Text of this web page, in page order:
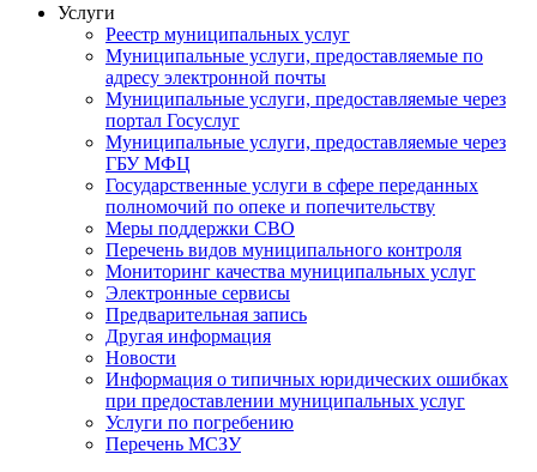
Услуги
Реестр муниципальных услуг
Муниципальные услуги, предоставляемые по
адресу электронной почты
Муниципальные услуги, предоставляемые через
портал Госуслуг
Муниципальные услуги, предоставляемые через
ГБУ МФЦ
Государственные услуги в сфере переданных
полномочий по опеке и попечительству
Меры поддержки СВО
Перечень видов муниципального контроля
Мониторинг качества муниципальных услуг
Электронные сервисы
Предварительная запись
Другая информация
Новости
Информация о типичных юридических ошибках
при предоставлении муниципальных услуг
Услуги по погребению
Перечень МСЗУ